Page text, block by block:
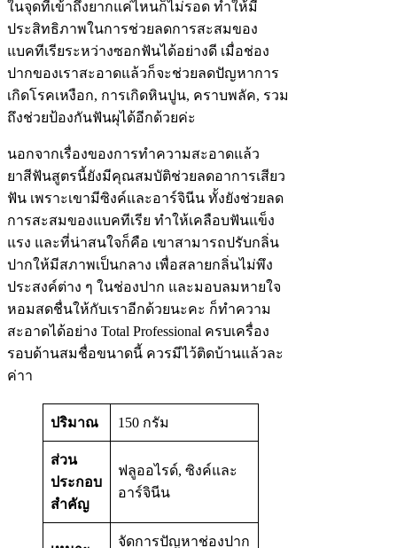
ในจุดที่เข้าถึงยากแค่ไหนก็ไม่รอด ทำให้มี
ประสิทธิภาพในการช่วยลดการสะสมของ
แบคทีเรียระหว่างซอกฟันได้อย่างดี เมื่อช่อง
ปากของเราสะอาดแล้วก็จะช่วยลดปัญหาการ
เกิดโรคเหงือก, การเกิดหินปูน, คราบพลัค, รวม
ถึงช่วยป้องกันฟันผุได้อีกด้วยค่ะ
นอกจากเรื่องของการทำความสะอาดแล้ว
ยาสีฟันสูตรนี้ยังมีคุณสมบัติช่วยลดอาการเสียว
ฟัน เพราะเขามีซิงค์และอาร์จินีน ทั้งยังช่วยลด
การสะสมของแบคทีเรีย ทำให้เคลือบฟันแข็ง
แรง และที่น่าสนใจก็คือ เขาสามารถปรับกลิ่น
ปากให้มีสภาพเป็นกลาง เพื่อสลายกลิ่นไม่พึง
ประสงค์ต่าง ๆ ในช่องปาก และมอบลมหายใจ
หอมสดชื่นให้กับเราอีกด้วยนะคะ ก็ทำความ
สะอาดได้อย่าง Total Professional ครบเครื่อง
รอบด้านสมชื่อขนาดนี้ ควรมีไว้ติดบ้านแล้วละ
ค่าา
ปริมาณ 150 กรัม
ส่วน
ประกอบ
สำคัญ
ฟลูออไรด์, ซิงค์และ
อาร์จินีน
จัดการปัญหาช่องปาก